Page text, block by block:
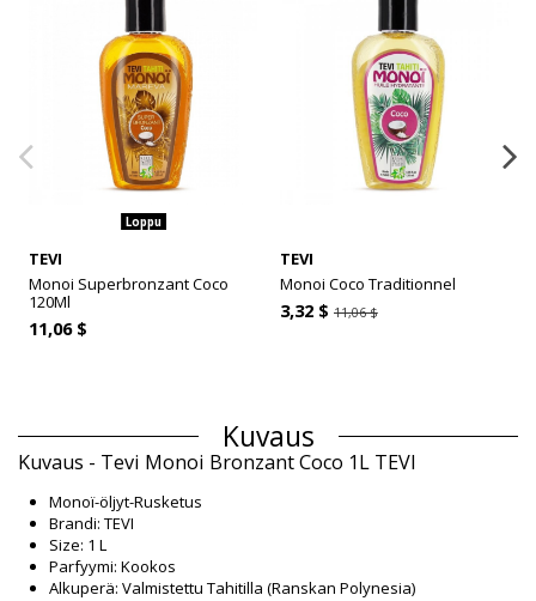
Loppu
TEVI
Monoi Superbronzant Coco
120Ml
11,06 $
TEVI
Monoi Coco Traditionnel
3,32 $ 11,06 $
Kuvaus
Kuvaus - Tevi Monoi Bronzant Coco 1L TEVI
Monoï-öljyt-Rusketus
Brandi: TEVI
Size: 1 L
Parfyymi: Kookos
Alkuperä: Valmistettu Tahitilla (Ranskan Polynesia)